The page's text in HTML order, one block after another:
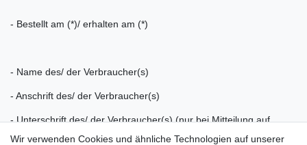
- Bestellt am (*)/ erhalten am (*)
- Name des/ der Verbraucher(s)
- Anschrift des/ der Verbraucher(s)
- Unterschrift des/ der Verbraucher(s) (nur bei Mitteilung auf
Papier)
Wir verwenden Cookies und ähnliche Technologien auf unserer